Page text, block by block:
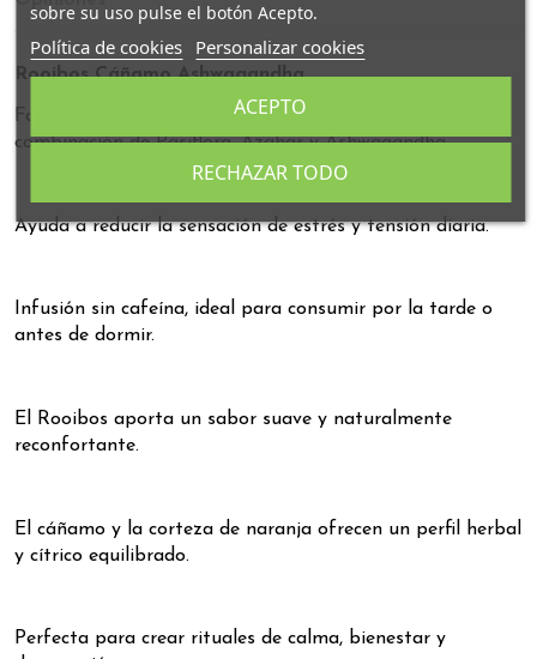
Rooibos Cáñamo Ashwagandha
Favorece la relajación y el descanso gracias a la
combinación de Pasiflora, Azahar y Ashwagandha.
Ayuda a reducir la sensación de estrés y tensión diaria.
Infusión sin cafeína, ideal para consumir por la tarde o
antes de dormir.
El Rooibos aporta un sabor suave y naturalmente
reconfortante.
El cáñamo y la corteza de naranja ofrecen un perfil herbal
y cítrico equilibrado.
Perfecta para crear rituales de calma, bienestar y
sobre su uso pulse el botón Acepto.
Política de cookies Personalizar cookies
RECHAZAR TODO
ACEPTO